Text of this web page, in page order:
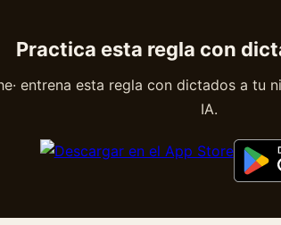
Practica esta regla con
entrena esta regla con dictados a tu
IA.